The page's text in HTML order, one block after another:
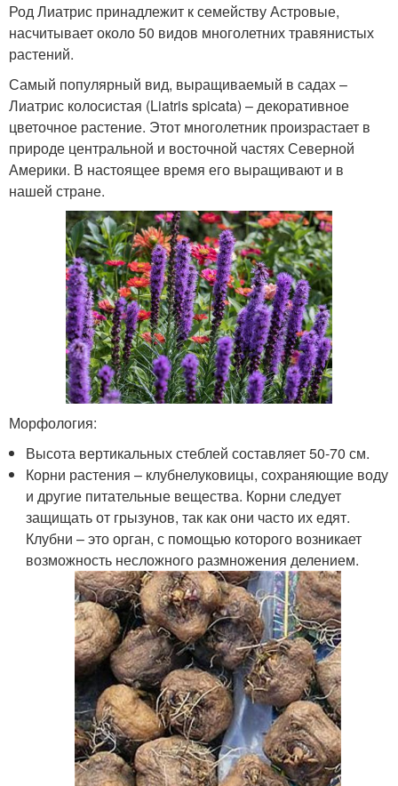
Род Лиатрис принадлежит к семейству Астровые,
насчитывает около 50 видов многолетних травянистых
растений.
Самый популярный вид, выращиваемый в садах –
Лиатрис колосистая (Liatris spicata) – декоративное
цветочное растение. Этот многолетник произрастает в
природе центральной и восточной частях Северной
Америки. В настоящее время его выращивают и в
нашей стране.
Морфология:
Высота вертикальных стеблей составляет 50-70 см.
Корни растения – клубнелуковицы, сохраняющие воду
и другие питательные вещества. Корни следует
защищать от грызунов, так как они часто их едят.
Клубни – это орган, с помощью которого возникает
возможность несложного размножения делением.